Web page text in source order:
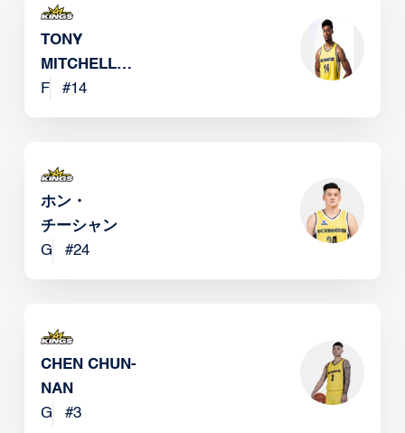
TONY
MITCHELL
JR
F #14
ホン・
チーシャン
G
#24
CHEN CHUN-
NAN
G
#3